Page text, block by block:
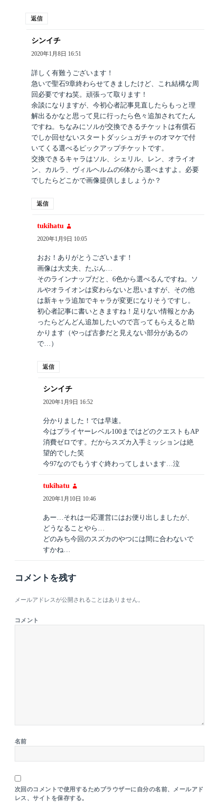
返信
シンイチ
り:
2020年1月8日 16:51
詳しく有難うございます！
急いで聖石9章終わらせてきましたけど、これ結構な周
回必要ですね笑。頑張って取ります！
余談になりますが、今初心者記事見直したらもっと理
解出るかなと思って見に行ったら色々追加されてたん
ですね。ちなみにソルが交換できるチケットは有償石
でしか回せないスタートダッシュガチャのオマケで付
いてくる選べるピックアップチケットです。
交換できるキャラはソル、シェリル、レン、オライオ
ン、カルラ、ヴィルヘルムの6体から選べますよ。必要
でしたらどこかで画像提供しましょうか？
返信
tukihatu
り:
2020年1月9日 10:05
おお！ありがとうございます！
画像は大丈夫、たぶん…
そのラインナップだと、6色から選べるんですね。ソ
ルやオライオンは変わらないと思いますが、その他
は新キャラ追加でキャラが変更になりそうですし。
初心者記事に書いときますね！足りない情報とかあ
ったらどんどん追加したいので言ってもらえると助
かります（やっぱ古参だと見えない部分があるの
で…）
返信
シンイチ
り:
2020年1月9日 16:52
分かりました！では早速。
今はプライヤーレベル100まではどのクエストもAP
消費ゼロです。だからスズカ入手ミッションは絶
望的でした笑
今97なのでもうすぐ終わってしまいます…泣
tukihatu
り:
2020年1月10日 10:46
あー…それは一応運営にはお便り出しましたが、
どうなることやら…
どのみち今回のスズカのやつには間に合わないで
すかね…
コメントを残す
メールアドレスが公開されることはありません。
コメント
名前
次回のコメントで使用するためブラウザーに自分の名前、メールアド
レス、サイトを保存する。